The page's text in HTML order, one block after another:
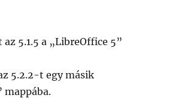
5.1.5 a „LibreOffice 5”
5.2.2-t egy másik
mappába.